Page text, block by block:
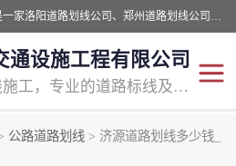
周口中为交通设施工程有限公司是一家洛阳道路划线公司、郑州道路划线公司、平顶山道路车位划线公司、开封车位划线公司、许昌道路车位划线公司、漯河道路车位划线公司，公司始终坚持“诚信、匠心、专注”的宗旨；我们的经营理念是：的服务。
通设施工程有限公司
专注道路标线施工，专业的道路标线及交通设施施工服务商!
公路道路划线 > 济源道路划线多少钱_